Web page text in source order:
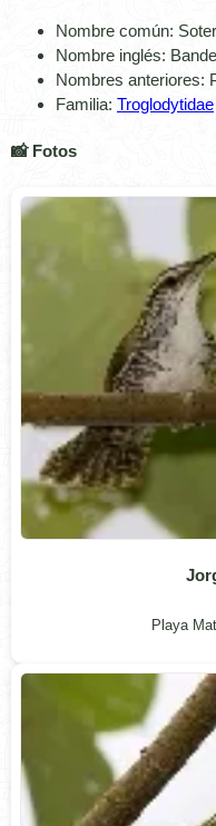
Nombre común:
Nombre inglés:
Nombres anteriores:
Familia: Troglodytidae
📸 Fotos
Playa